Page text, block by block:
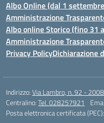
Albo Online (dal 1
Amministrazione
Albo online Storico (fino 31
Amministrazione
Privacy PolicyDichiarazione
Indirizzo:Via Lambro, n. 92 -
Centralino:Tel. 028257921
Posta elettronica certificata (PEC):